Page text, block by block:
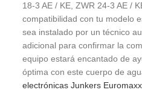
18-3 AE / KE, ZWR 24-3 AE /
compatibilidad con tu modelo
sea instalado por un técnico
adicional para confirmar la
equipo estará encantado de
óptima con este cuerpo de
electrónicas Junkers